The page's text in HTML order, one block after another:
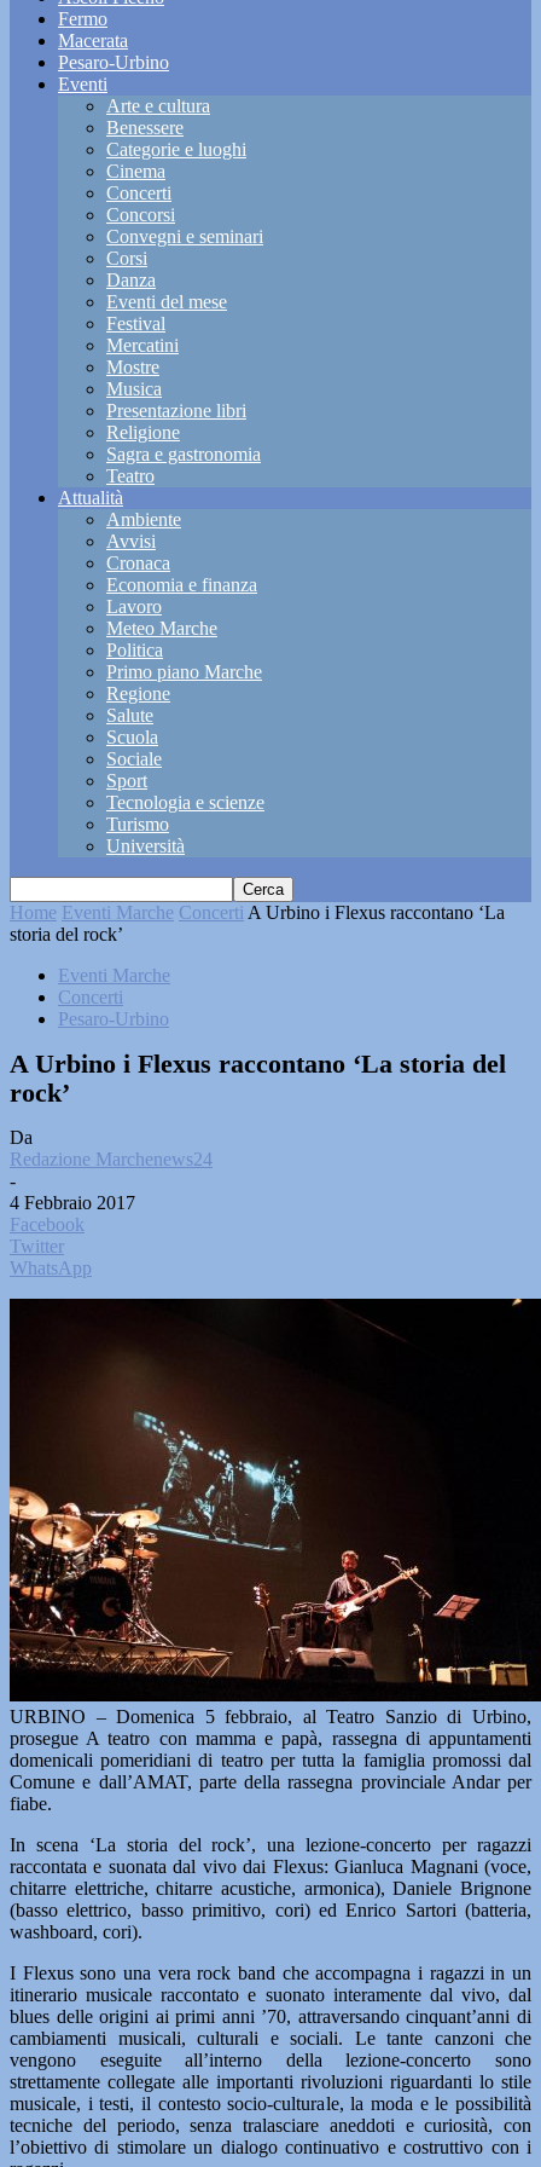
Fermo
Macerata
Pesaro-Urbino
Eventi
Arte e cultura
Benessere
Categorie e luoghi
Cinema
Concerti
Concorsi
Convegni e seminari
Corsi
Danza
Eventi del mese
Festival
Mercatini
Mostre
Musica
Presentazione libri
Religione
Sagra e gastronomia
Teatro
Attualità
Ambiente
Avvisi
Cronaca
Economia e finanza
Lavoro
Meteo Marche
Politica
Primo piano Marche
Regione
Salute
Scuola
Sociale
Sport
Tecnologia e scienze
Turismo
Università
Home Eventi Marche Concerti A Urbino i Flexus raccontano ‘La
storia del rock’
Eventi Marche
Concerti
Pesaro-Urbino
A Urbino i Flexus raccontano ‘La storia del
rock’
Da
Redazione Marchenews24
-
4 Febbraio 2017
Facebook
Twitter
WhatsApp
URBINO – Domenica 5 febbraio, al Teatro Sanzio di Urbino,
prosegue A teatro con mamma e papà, rassegna di appuntamenti
domenicali pomeridiani di teatro per tutta la famiglia promossi dal
Comune e dall’AMAT, parte della rassegna provinciale Andar per
fiabe.
In scena ‘La storia del rock’, una lezione-concerto per ragazzi
raccontata e suonata dal vivo dai Flexus: Gianluca Magnani (voce,
chitarre elettriche, chitarre acustiche, armonica), Daniele Brignone
(basso elettrico, basso primitivo, cori) ed Enrico Sartori (batteria,
washboard, cori).
I Flexus sono una vera rock band che accompagna i ragazzi in un
itinerario musicale raccontato e suonato interamente dal vivo, dal
blues delle origini ai primi anni ’70, attraversando cinquant’anni di
cambiamenti musicali, culturali e sociali. Le tante canzoni che
vengono eseguite all’interno della lezione-concerto sono
strettamente collegate alle importanti rivoluzioni riguardanti lo stile
musicale, i testi, il contesto socio-culturale, la moda e le possibilità
tecniche del periodo, senza tralasciare aneddoti e curiosità, con
l’obiettivo di stimolare un dialogo continuativo e costruttivo con i